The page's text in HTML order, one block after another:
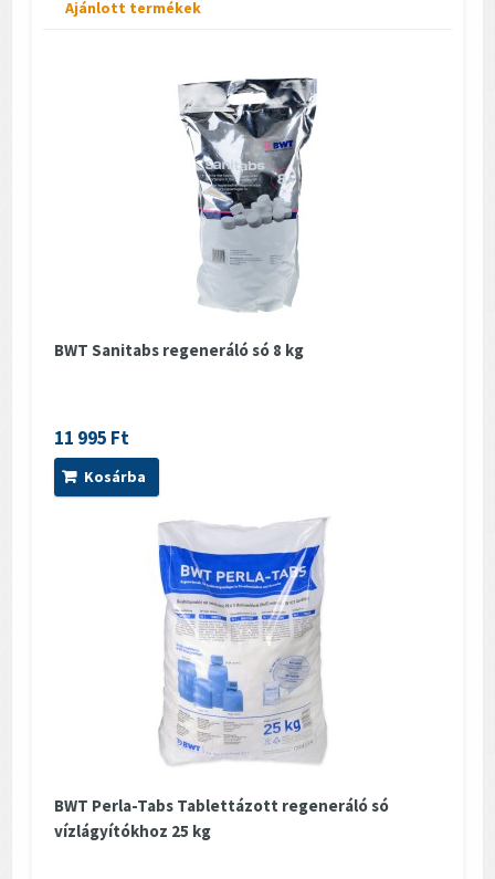
Ajánlott termékek
BWT Sanitabs regeneráló só 8 kg
11 995 Ft
Kosárba
BWT Perla-Tabs Tablettázott regeneráló só
vízlágyítókhoz 25 kg